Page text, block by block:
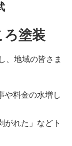
ろ塗装
し、地域の皆さま
や料金の水増し
がれた」などト